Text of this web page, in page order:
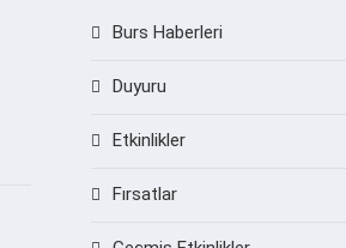
Burs Haberleri
Duyuru
Etkinlikler
Fırsatlar